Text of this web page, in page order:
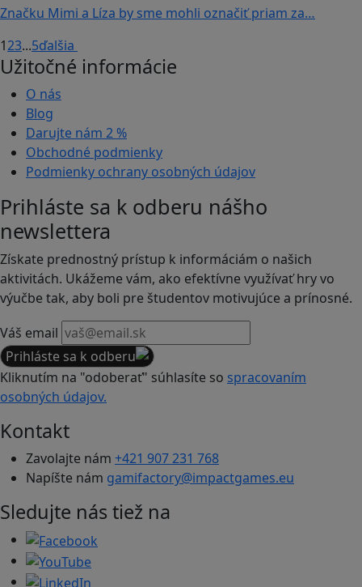
Značku Mimi a Líza by sme mohli označiť priam za…
123...5ďalšia
Užitočné informácie
O nás
Blog
Darujte nám 2 %
Obchodné podmienky
Podmienky ochrany osobných údajov
Prihláste sa k odberu nášho
newslettera
Získate prednostný prístup k informáciám o našich
aktivitách. Ukážeme vám, ako efektívne využívať hry vo
výučbe tak, aby boli pre študentov motivujúce a prínosné.
Váš email
Prihláste sa k odberu
Kliknutím na "odoberať" súhlasíte so spracovaním
osobných údajov.
Kontakt
Zavolajte nám +421 907 231 768
Napíšte nám gamifactory@impactgames.eu
Sledujte nás tiež na